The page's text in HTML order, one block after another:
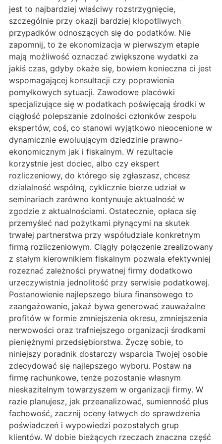
jest to najbardziej właściwy rozstrzygnięcie,
szczególnie przy okazji bardziej kłopotliwych
przypadków odnoszących się do podatków. Nie
zapomnij, to że ekonomizacja w pierwszym etapie
mają możliwość oznaczać zwiększone wydatki za
jakiś czas, gdyby okaże się, bowiem konieczna ci jest
wspomagającej konsultacji czy poprawienia
pomyłkowych sytuacji. Zawodowe placówki
specjalizujące się w podatkach poświęcają środki w
ciągłość polepszanie zdolności członków zespołu
ekspertów, coś, co stanowi wyjątkowo nieocenione w
dynamicznie ewoluującym dziedzinie prawno-
ekonomicznym jak i fiskalnym. W rezultacie
korzystnie jest dociec, albo czy ekspert
rozliczeniowy, do którego się zgłaszasz, chcesz
działalność wspólną, cyklicznie bierze udział w
seminariach zarówno kontynuuje aktualność w
zgodzie z aktualnościami. Ostatecznie, opłaca się
przemyśleć nad pożytkami płynącymi na skutek
trwałej partnerstwa przy współudziale konkretnym
firmą rozliczeniowym. Ciągły połączenie zrealizowany
z stałym kierownikiem fiskalnym pozwala efektywniej
rozeznać zależności prywatnej firmy dodatkowo
urzeczywistnia jednolitość przy serwisie podatkowej.
Postanowienie najlepszego biura finansowego to
zaangażowanie, jakaż bywa generować zauważalne
profitów w formie zmniejszenia okresu, zmniejszenia
nerwowości oraz trafniejszego organizacji środkami
pieniężnymi przedsiębiorstwa. Życzę sobie, to
niniejszy poradnik dostarczy wsparcia Twojej osobie
zdecydować się najlepszego wyboru. Postaw na
firmę rachunkowe, tenże pozostanie własnym
nieskazitelnym towarzyszem w organizacji firmy. W
razie planujesz, jak przeanalizować, sumienność plus
fachowość, zacznij oceny łatwych do sprawdzenia
poświadczeń i wypowiedzi pozostałych grup
klientów. W dobie bieżących rzeczach znaczna część